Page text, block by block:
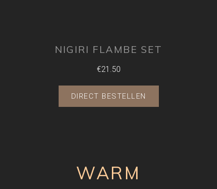
NIGIRI FLAMBE SET
€21.50
DIRECT BESTELLEN
WARM